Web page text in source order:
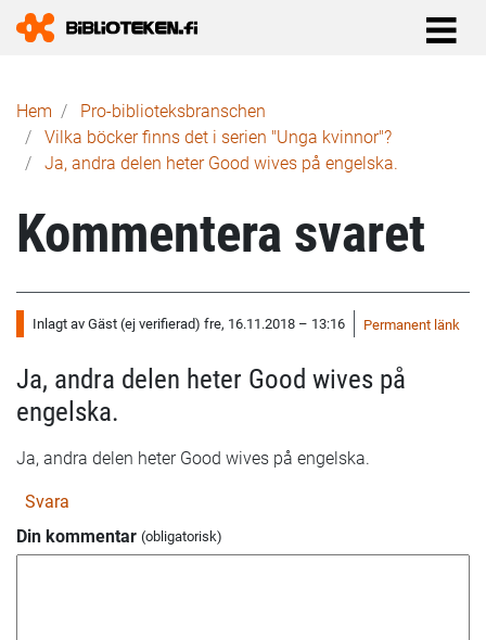
Länkstig
Hem
Pro-biblioteks­branschen
Vilka böcker finns det i serien "Unga kvinnor"?
Ja, andra delen heter Good wives på engelska.
Kommentera svaret
Inlagt av Gäst (ej verifierad) fre, 16.11.2018 – 13:16 Permanent länk
Ja, andra delen heter Good wives på
engelska.
Ja, andra delen heter Good wives på engelska.
Svara
Din kommentar